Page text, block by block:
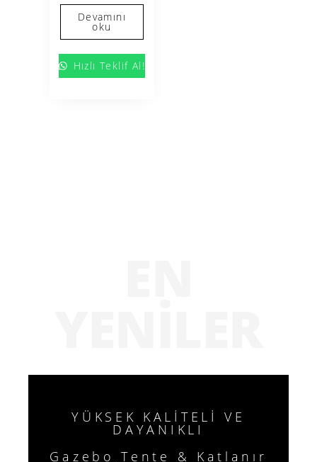
Devamını
oku
Hızlı Teklif Al!
YÜKSEK KALİTELİ VE
DAYANIKLI
Gazebo Tente & Katlanır